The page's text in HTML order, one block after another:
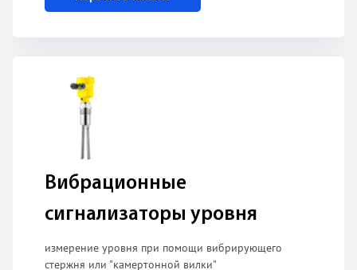
Вибрационные
сигнализаторы уровня
измерение уровня при помощи вибрирующего
стержня или "камертонной вилки"